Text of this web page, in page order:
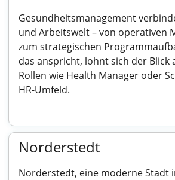
Gesundheitsmanagement
und Arbeitswelt – von operativen
zum strategischen
das anspricht, lohnt sich der Blick
Rollen wie Health Manager oder
HR-Umfeld.
Norderstedt
Norderstedt, eine moderne Stadt